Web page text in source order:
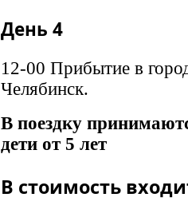
День 4
12-00 Прибытие в
Челябинск.
В поездку
дети от 5 лет
В стоимость